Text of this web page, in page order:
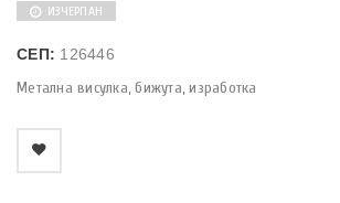
ИЗЧЕРПАН
СЕП: 126446
Метална висулка, бижута, изработка